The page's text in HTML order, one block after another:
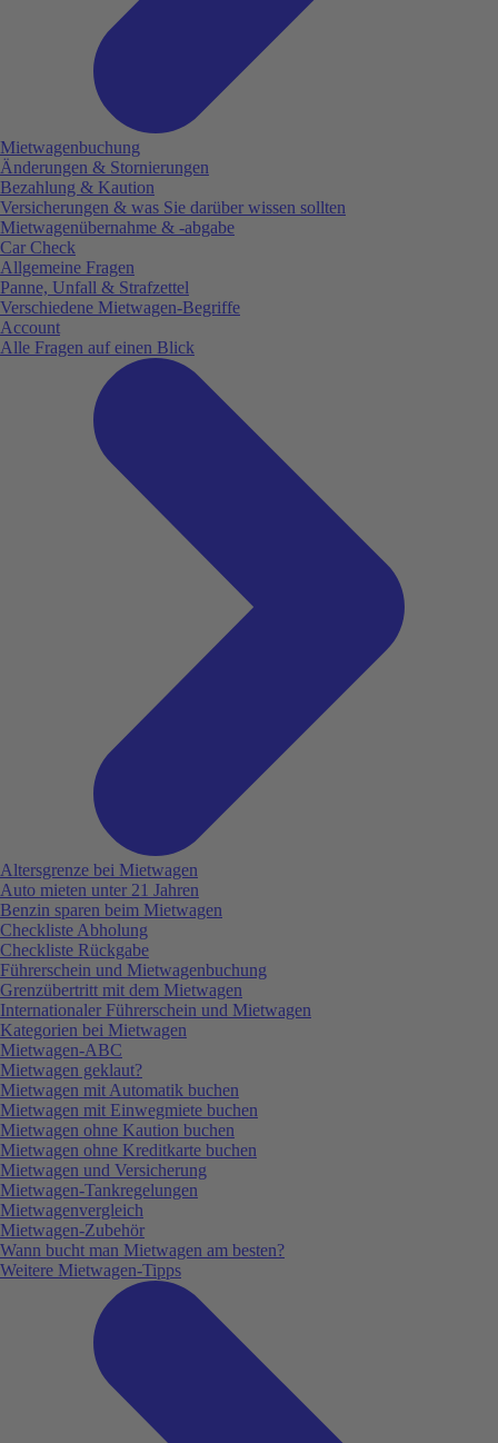
Mietwagenbuchung
Änderungen & Stornierungen
Bezahlung & Kaution
Versicherungen & was Sie darüber wissen sollten
Mietwagenübernahme & -abgabe
Car Check
Allgemeine Fragen
Panne, Unfall & Strafzettel
Verschiedene Mietwagen-Begriffe
Account
Alle Fragen auf einen Blick
Altersgrenze bei Mietwagen
Auto mieten unter 21 Jahren
Benzin sparen beim Mietwagen
Checkliste Abholung
Checkliste Rückgabe
Führerschein und Mietwagenbuchung
Grenzübertritt mit dem Mietwagen
Internationaler Führerschein und Mietwagen
Kategorien bei Mietwagen
Mietwagen-ABC
Mietwagen geklaut?
Mietwagen mit Automatik buchen
Mietwagen mit Einwegmiete buchen
Mietwagen ohne Kaution buchen
Mietwagen ohne Kreditkarte buchen
Mietwagen und Versicherung
Mietwagen-Tankregelungen
Mietwagenvergleich
Mietwagen-Zubehör
Wann bucht man Mietwagen am besten?
Weitere Mietwagen-Tipps